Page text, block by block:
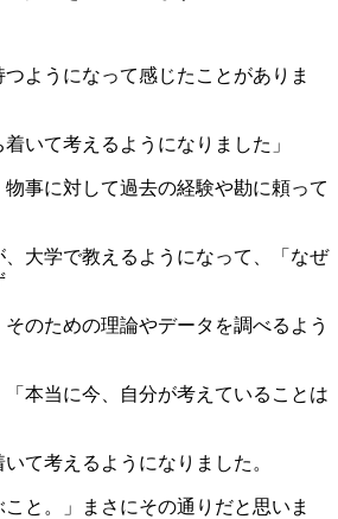
ようになって感じたことがありま
着いて考えるようになりました」
事に対して過去の経験や勘に頼って
大学で教えるようになって、「なぜ
のための理論やデータを調べるよう
本当に今、自分が考えていることは
て考えるようになりました。
と。」
まさにその通りだと思いま